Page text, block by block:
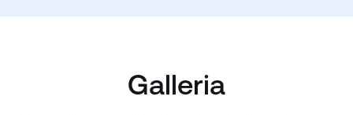
Galleria